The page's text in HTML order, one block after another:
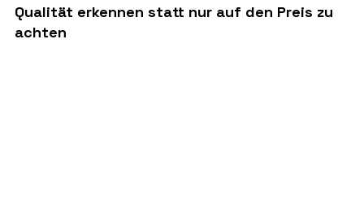
Qualität erkennen statt nur auf den Preis zu
achten